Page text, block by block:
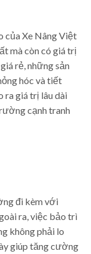
của Xe Nâng Việt
mà còn có giá trị
rẻ, những sản
hóc và tiết
ra giá trị lâu dài
cạnh tranh
đi kèm với
ra, việc bảo trì
không phải lo
giúp tăng cường